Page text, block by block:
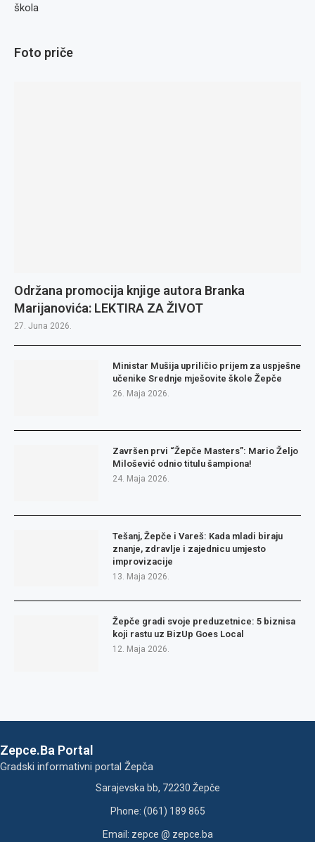
škola
Foto priče
Održana promocija knjige autora Branka
Marijanovića: LEKTIRA ZA ŽIVOT
27. Juna 2026.
Ministar Mušija upriličio prijem za uspješne
učenike Srednje mješovite škole Žepče
26. Maja 2026.
Završen prvi “Žepče Masters”: Mario Željo
Milošević odnio titulu šampiona!
24. Maja 2026.
Tešanj, Žepče i Vareš: Kada mladi biraju
znanje, zdravlje i zajednicu umjesto
improvizacije
13. Maja 2026.
Žepče gradi svoje preduzetnice: 5 biznisa
koji rastu uz BizUp Goes Local
12. Maja 2026.
Zepce.Ba Portal
Gradski informativni portal Žepča
Sarajevska bb, 72230 Žepče
Phone: (061) 189 865
Email: zepce @ zepce.ba